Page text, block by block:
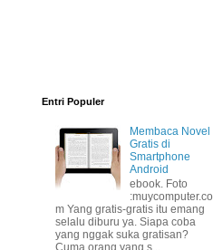
Entri Populer
Membaca Novel
Gratis di
Smartphone
Android
ebook. Foto
:muycomputer.co
m Yang gratis-gratis itu emang
selalu diburu ya. Siapa coba
yang nggak suka gratisan?
Cuma orang yang s...